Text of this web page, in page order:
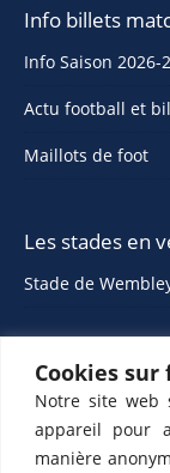
Cookies
Notre site web
appareil pour
manière
Info billets
Info Saison 2026-
Actu football et
Maillots de foot
Les stades en
Stade de